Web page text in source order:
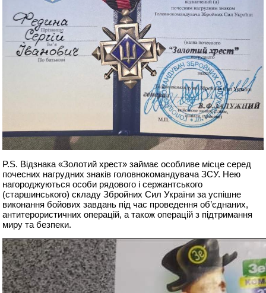
P.S. Відзнака «Золотий хрест» займає особливе місце серед
почесних нагрудних знаків головнокомандувача ЗСУ. Нею
нагороджуються особи рядового і сержантського
(старшинського) складу Збройних Сил України за успішне
виконання бойових завдань під час проведення об’єднаних,
антитерористичних операцій, а також операцій з підтримання
миру та безпеки.